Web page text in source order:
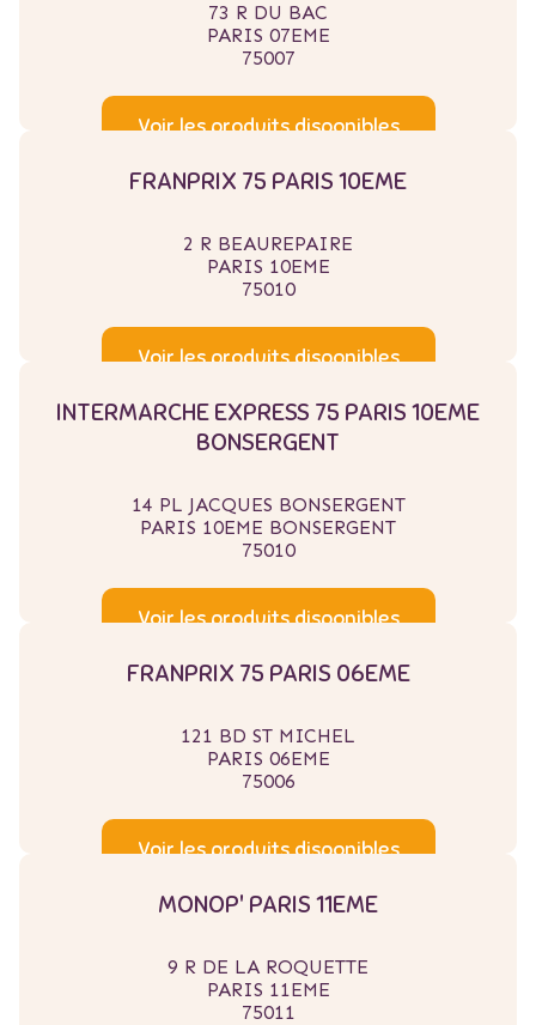
73 R DU BAC
PARIS 07EME
75007
Voir les produits disponibles
FRANPRIX 75 PARIS 10EME
2 R BEAUREPAIRE
PARIS 10EME
75010
Voir les produits disponibles
INTERMARCHE EXPRESS 75 PARIS 10EME
BONSERGENT
14 PL JACQUES BONSERGENT
PARIS 10EME BONSERGENT
75010
Voir les produits disponibles
FRANPRIX 75 PARIS 06EME
121 BD ST MICHEL
PARIS 06EME
75006
Voir les produits disponibles
MONOP' PARIS 11EME
9 R DE LA ROQUETTE
PARIS 11EME
75011